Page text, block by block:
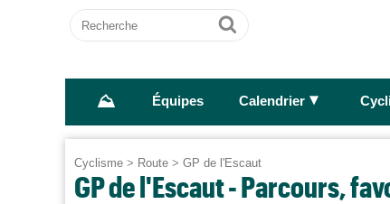
Recherche
Ok
⛰ Équipes Calendrier ►
Cyclisme > Route > GP de l'Escaut
GP de l'Escaut - Parcours,